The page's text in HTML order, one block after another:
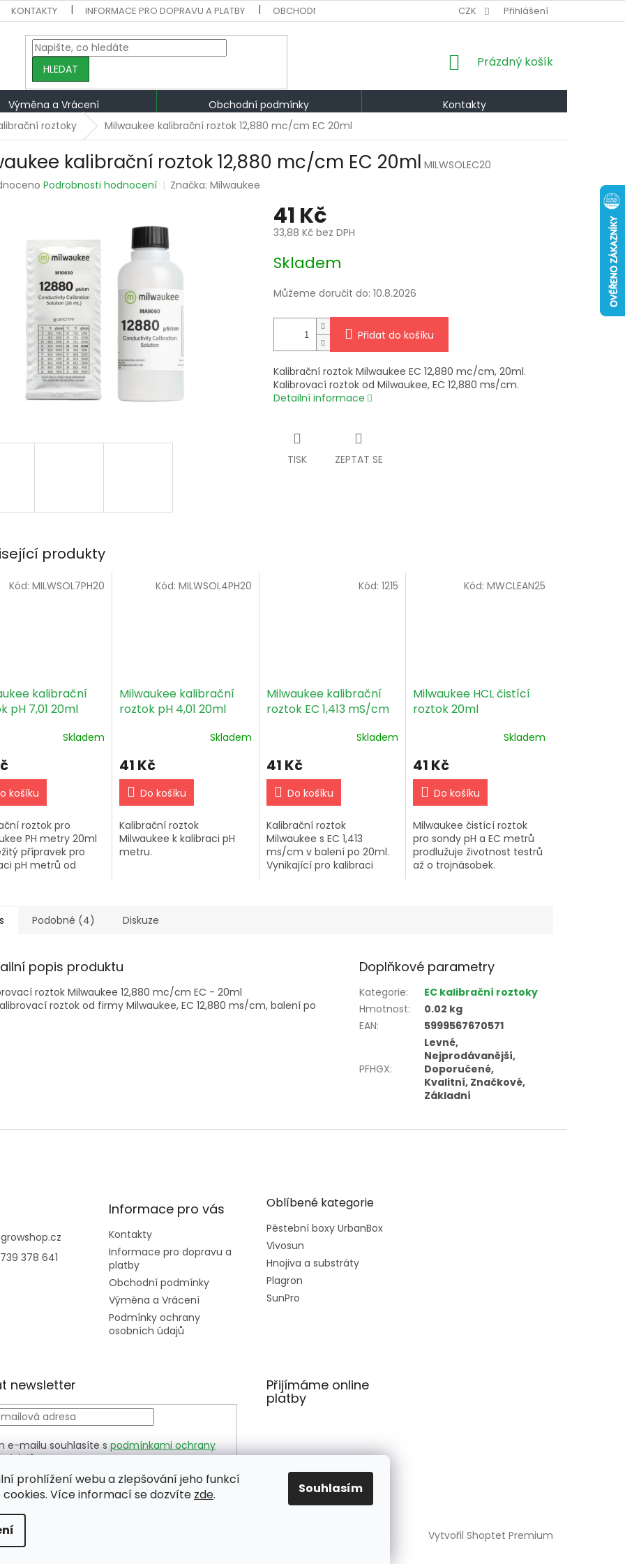
prohlížení webu a zlepšování jeho funkcí
Více informací se dozvíte zde. Souhlasím
KONTAKTY INFORMACE PRO DOPRAVU A PLATBY OBCHODNÍ PODMÍNKY VÝMĚNA A VRÁCENÍ PODMÍNKY OCHRANY
CZK Přihlášení
HLEDAT
NÁKUPNÍ
Prázdný košík
Výměna a Vrácení Obchodní podmínky
Kontakty
roztoky Milwaukee kalibrační roztok 12,880 mc/cm EC 20ml
kalibrační roztok 12,880 mc/cm EC 20ml MILWSOLEC20
Podrobnosti hodnocení Značka:Milwaukee
41 Kč
33,88 Kč bez DPH
cena:
Skladem
Můžeme doručit do: 10.8.2026
Přidat do košíku
Kalibrační roztok Milwaukee EC 12,880 mc/cm, 20ml.
Kalibrovací roztok od Milwaukee, EC 12,880 ms/cm.
Detailní informace
TISK ZEPTAT SE
produkty
kalibrační
pH 7,01 20ml
Skladem
košíku
roztok pro
PH metry 20ml
přípravek pro
pH metrů od
Kód: MILWSOL7PH20
Milwaukee kalibrační
roztok pH 4,01 20ml
Skladem
41 Kč
Do košíku
Kalibrační roztok
Milwaukee k kalibraci pH
metru.
Kód: MILWSOL4PH20
Milwaukee kalibrační
roztok EC 1,413 mS/cm
Skladem
41 Kč
Do košíku
Kalibrační roztok
Milwaukee s EC 1,413
ms/cm v balení po 20ml.
Vynikající pro kalibraci
Kód:1215
Milwaukee HCL čistící
roztok 20ml
Skladem
41 Kč
Do košíku
Milwaukee čistící roztok
pro sondy pH a EC metrů
prodlužuje životnost testrů
až o trojnásobek.
Kód: MWCLEAN25
Podobné (4) Diskuze
popis produktu
roztok Milwaukee 12,880 mc/cm EC - 20ml
roztok od firmy Milwaukee, EC 12,880 ms/cm, balení po
Doplňkové parametry
Kategorie:
EC kalibrační roztoky
Hmotnost:
0.02 kg
EAN: 5999567670571
PFHGX:
Levné,
Nejprodávanější,
Doporučené,
Kvalitní, Značkové,
Základní
growshop.cz
378 641
Informace pro vás
Kontakty
Informace pro dopravu a
platby
Obchodní podmínky
Výměna a Vrácení
Podmínky ochrany
osobních údajů
Oblíbené kategorie
Pěstební boxy UrbanBox
Vivosun
Hnojiva a substráty
Plagron
SunPro
newsletter
e-mailu souhlasíte s podmínkami ochrany
údajů
Přijímáme online
platby
Vytvořil Shoptet Premium